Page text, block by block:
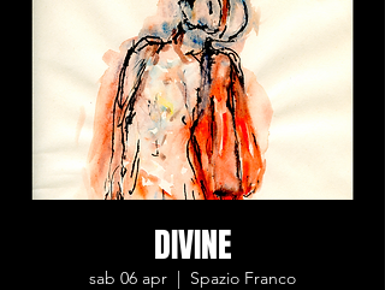
DIVINE
sab 06 apr
  |
Spazio Franco